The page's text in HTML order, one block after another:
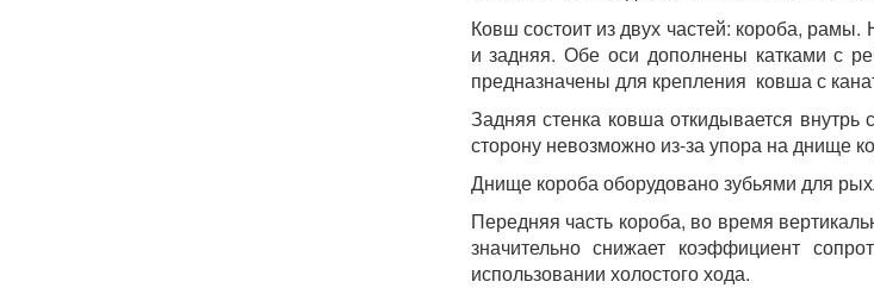
Ковш состоит из двух частей: короба,
и задняя. Обе оси дополнены катками с
предназначены для крепления ковша с
Задняя стенка ковша откидывается
сторону невозможно из-за упора на днище
Днище короба оборудовано зубьями для
Передняя часть короба, во время
значительно снижает коэффициент
использовании холостого хода.